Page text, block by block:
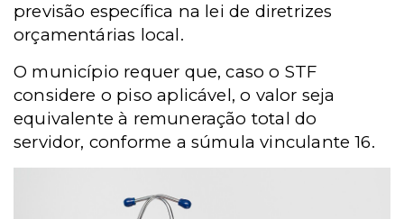
previsão específica na lei de diretrizes
orçamentárias local.
O município requer que, caso o STF
considere o piso aplicável, o valor seja
equivalente à remuneração total do
servidor, conforme a súmula vinculante 16.